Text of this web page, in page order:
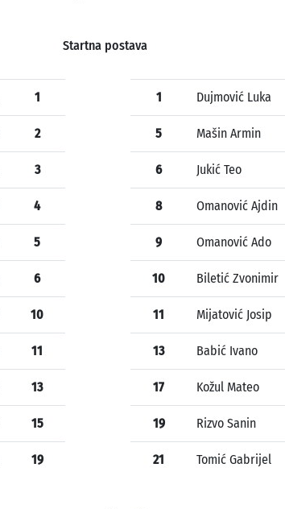
Startna postava
1
2
3
4
5
6
10
11
13
15
19
1 Dujmović Luka
5 Mašin Armin
6 Jukić Teo
8 Omanović Ajdin
9 Omanović Ado
10 Biletić Zvonimir
11 Mijatović Josip
13 Babić Ivano
17 Kožul Mateo
19 Rizvo Sanin
21 Tomić Gabrijel